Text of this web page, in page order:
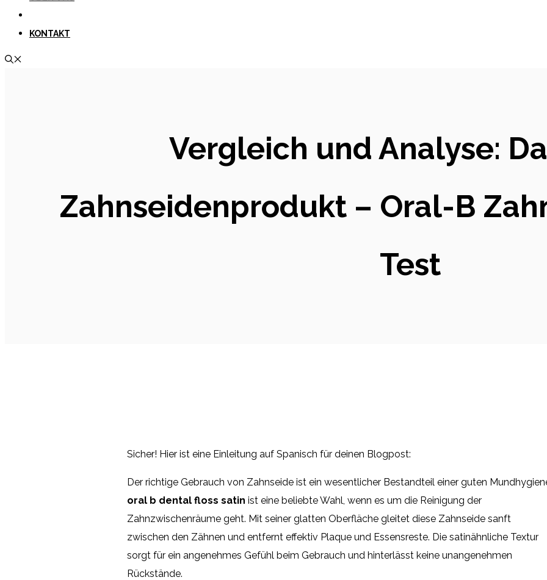
KONTAKT
Vergleich und Analyse:
Zahnseidenprodukt – Oral-B
Test
Sicher! Hier ist eine Einleitung auf Spanisch für deinen Blogpost:
Der richtige Gebrauch von Zahnseide ist ein wesentlicher Bestandteil einer guten
oral b dental floss satin ist eine beliebte Wahl, wenn es um die Reinigung der
Zahnzwischenräume geht. Mit seiner glatten Oberfläche gleitet diese Zahnseide sanft
zwischen den Zähnen und entfernt effektiv Plaque und Essensreste. Die satinähnliche Textur
sorgt für ein angenehmes Gefühl beim Gebrauch und hinterlässt keine unangenehmen
Rückstände.